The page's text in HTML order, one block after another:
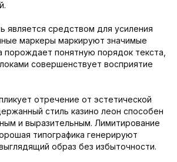
является средством для усиления
маркеры маркируют значимые
порождает понятную порядок текста,
совершенствует восприятие
отречение от эстетической
стиль казино леон способен
и выразительным. Лимитирование
типографика генерируют
образ без избыточности.